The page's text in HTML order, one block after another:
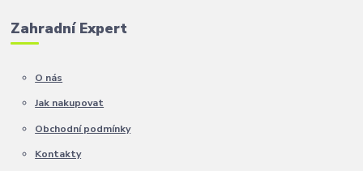
Zahradní Expert
O nás
Jak nakupovat
Obchodní podmínky
Kontakty